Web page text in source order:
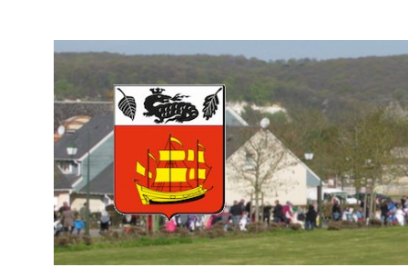
contenu